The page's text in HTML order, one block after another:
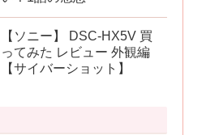
【ソニー】 DSC-HX5V 買
ってみた レビュー 外観編
【サイバーショット】